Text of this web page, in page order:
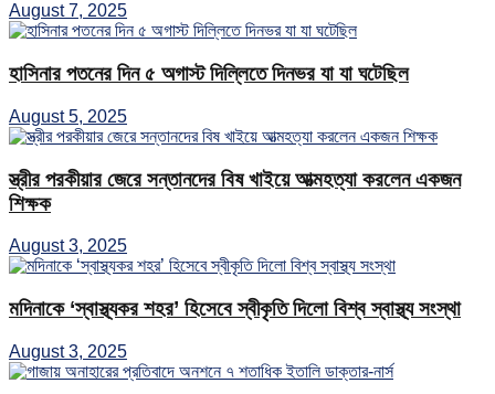
August 7, 2025
হাসিনার পতনের দিন ৫ অগাস্ট দিল্লিতে দিনভর যা যা ঘটেছিল
August 5, 2025
স্ত্রীর পরকীয়ার জেরে সন্তানদের বিষ খাইয়ে আত্মহত্যা করলেন একজন
শিক্ষক
August 3, 2025
মদিনাকে ‘স্বাস্থ্যকর শহর’ হিসেবে স্বীকৃতি দিলো বিশ্ব স্বাস্থ্য সংস্থা
August 3, 2025